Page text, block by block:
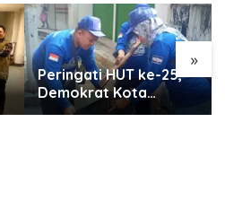
»
SMP KP Ciparay dan
SMP 1 Kutawaringin
Juara Puncak PLN